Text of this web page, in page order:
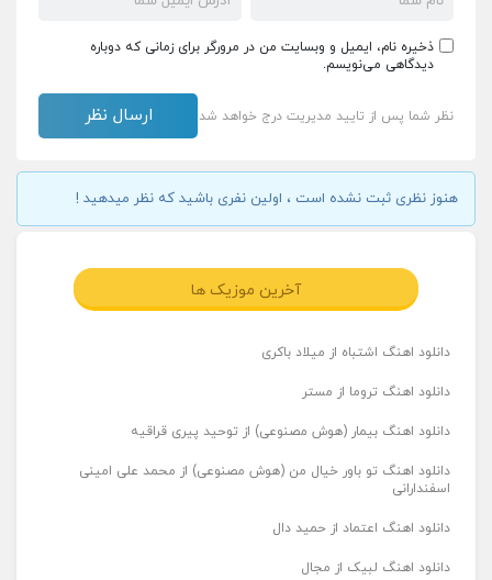
ذخیره نام، ایمیل و وبسایت من در مرورگر برای زمانی که دوباره
دیدگاهی می‌نویسم.
نظر شما پس از تایید مدیریت درج خواهد شد
هنوز نظری ثبت نشده است ، اولین نفری باشید که نظر میدهید !
آخرین موزیک ها
دانلود اهنگ اشتباه از میلاد باکری
دانلود اهنگ تروما از مستر
دانلود اهنگ بیمار (هوش مصنوعی) از توحید پیری قراقیه
دانلود اهنگ تو باور خیال من (هوش مصنوعی) از محمد علی امینی
اسفندارانی
دانلود اهنگ اعتماد از حمید دال
دانلود اهنگ لبیک از مجال